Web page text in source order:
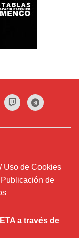
Uso de Cookies
de
a través de